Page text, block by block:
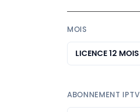
MOIS
ABONNEMENT IPTV